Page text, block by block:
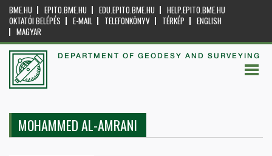
BME.HU EPITO.BME.HU EDU.EPITO.BME.HU
HELP.EPITO.BME.HU
OKTATÓI BELÉPÉS
E-MAIL TELEFONKÖNYV TÉRKÉP
ENGLISH
MAGYAR
DEPARTMENT OF GEODESY AND SURVEYING
MOHAMMED AL-AMRANI